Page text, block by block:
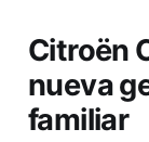
Citroën
nueva
familiar